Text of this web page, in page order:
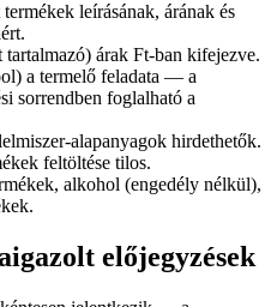
leírásának, árának és
árak Ft-ban kifejezve.
a termelő feladata — a
sorrendben foglalható a
alapanyagok hirdethetők.
feltöltése tilos.
alkohol (engedély nélkül),
előjegyzések